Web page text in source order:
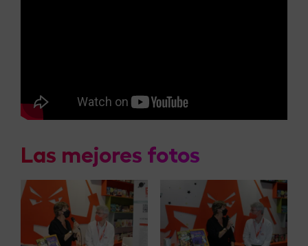
Las mejores fotos